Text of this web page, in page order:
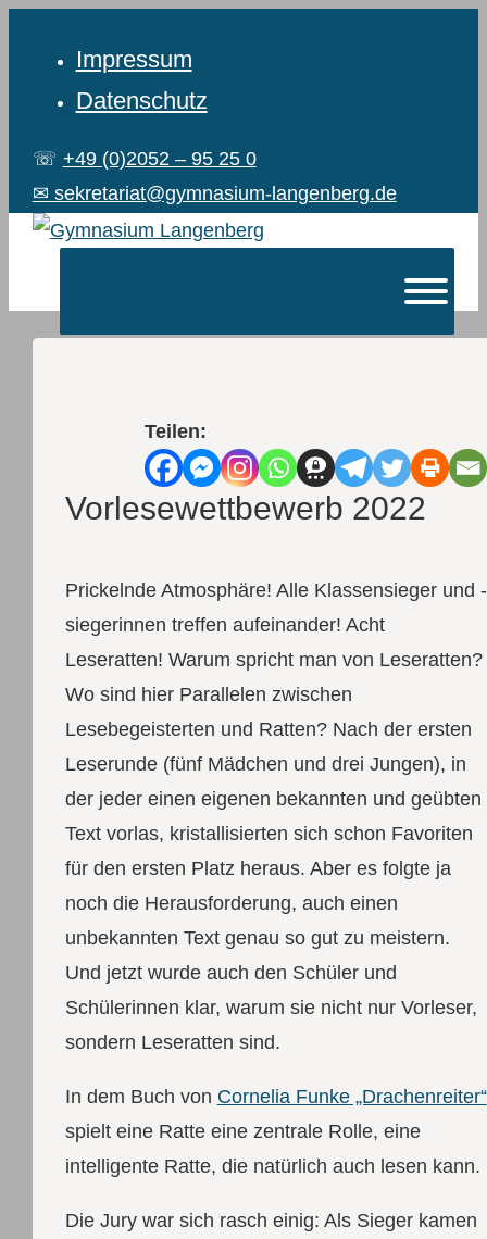
Impressum
Datenschutz
☏ +49 (0)2052 – 95 25 0
✉ sekretariat@gymnasium-langenberg.de
Teilen:
Vorlesewettbewerb 2022
Prickelnde Atmosphäre! Alle Klassensieger und -
siegerinnen treffen aufeinander! Acht
Leseratten! Warum spricht man von Leseratten?
Wo sind hier Parallelen zwischen
Lesebegeisterten und Ratten? Nach der ersten
Leserunde (fünf Mädchen und drei Jungen), in
der jeder einen eigenen bekannten und geübten
Text vorlas, kristallisierten sich schon Favoriten
für den ersten Platz heraus. Aber es folgte ja
noch die Herausforderung, auch einen
unbekannten Text genau so gut zu meistern.
Und jetzt wurde auch den Schüler und
Schülerinnen klar, warum sie nicht nur Vorleser,
sondern Leseratten sind.
In dem Buch von Cornelia Funke „Drachenreiter“
spielt eine Ratte eine zentrale Rolle, eine
intelligente Ratte, die natürlich auch lesen kann.
Die Jury war sich rasch einig: Als Sieger kamen